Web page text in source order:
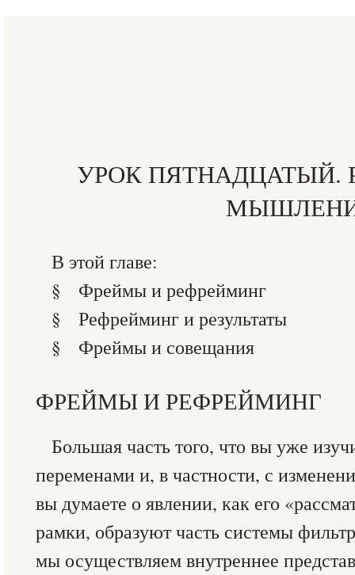
УРОК ПЯТНАДЦАТЫЙ.
В этой главе:
§ Фреймы и рефрейминг
§ Рефрейминг и результаты
§ Фреймы и совещания
ФРЕЙМЫ И РЕФРЕЙМИНГ
Большая часть того, что вы уже
переменами и, в частности, с
вы думаете о явлении, как его
рамки, образуют часть системы
мы осуществляем внутреннее